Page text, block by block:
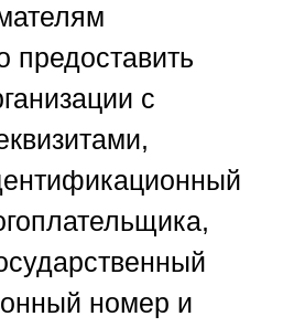
предоставить
с
номер и